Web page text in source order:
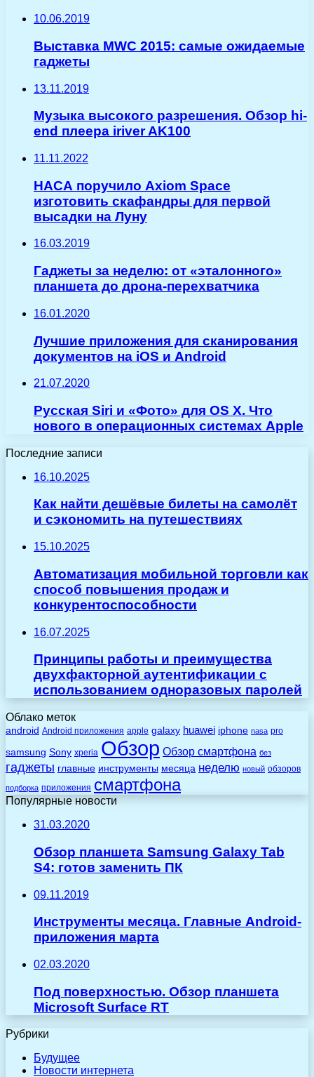
10.06.2019
Выставка MWC 2015: самые ожидаемые
гаджеты
13.11.2019
Музыка высокого разрешения. Обзор hi-
end плеера iriver AK100
11.11.2022
НАСА поручило Axiom Space
изготовить скафандры для первой
высадки на Луну
16.03.2019
Гаджеты за неделю: от «эталонного»
планшета до дрона-перехватчика
16.01.2020
Лучшие приложения для сканирования
документов на iOS и Android
21.07.2020
Русская Siri и «Фото» для OS X. Что
нового в операционных системах Apple
Последние записи
16.10.2025
Как найти дешёвые билеты на самолёт
и сэкономить на путешествиях
15.10.2025
Автоматизация мобильной торговли как
способ повышения продаж и
конкурентоспособности
16.07.2025
Принципы работы и преимущества
двухфакторной аутентификации с
использованием одноразовых паролей
Облако меток
android Android приложения apple galaxy huawei iphone nasa pro
samsung Sony xperia Обзор Обзор смартфона без
гаджеты главные инструменты месяца неделю новый обзоров
подборка приложения смартфона
Популярные новости
31.03.2020
Обзор планшета Samsung Galaxy Tab
S4: готов заменить ПК
09.11.2019
Инструменты месяца. Главные Android-
приложения марта
02.03.2020
Под поверхностью. Обзор планшета
Microsoft Surface RT
Рубрики
Будущее
Новости интернета